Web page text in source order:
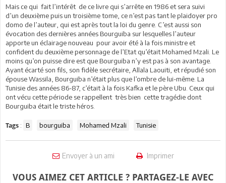
Mais ce qui fait l’intérêt de ce livre qui s’arrête en 1986 et sera suivi
d’un deuxième puis un troisième tome, ce n’est pas tant le plaidoyer pro
domo de l’auteur, qui est après tout la loi du genre. C’est aussi son
évocation des dernières années Bourguiba sur lesquelles l’auteur
apporte un éclairage nouveau pour avoir été à la fois ministre et
confident du deuxième personnage de l’Etat qu’était Mohamed Mzali. Le
moins qu’on puisse dire est que Bourguiba n’y est pas à son avantage.
Ayant écarté son fils, son fidèle secrétaire, Allala Laouiti, et répudié son
épouse Wassila, Bourguiba n’était plus que l’ombre de lui-même. La
Tunisie des années 86-87, c’était à la fois Kafka et le père Ubu. Ceux qui
ont vécu cette période se rappellent très bien cette tragédie dont
Bourguiba était le triste héros.
Tags : B bourguiba Mohamed Mzali Tunisie
Envoyer à un ami Imprimer
VOUS AIMEZ CET ARTICLE ? PARTAGEZ-LE AVEC